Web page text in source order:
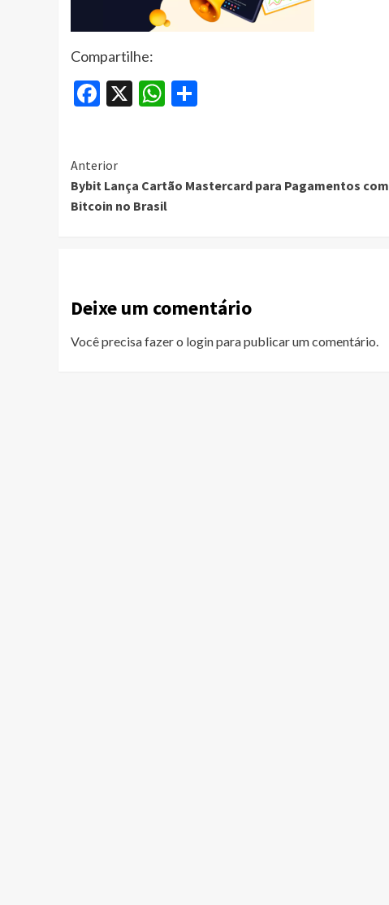
Compartilhe:
Facebook
X WhatsApp
Continue
Reading
Anterior
Bybit Lança Cartão Mastercard para Pagamentos com
Bitcoin no Brasil
Deixe um comentário
Você precisa fazer o loginpara publicar um comentário.